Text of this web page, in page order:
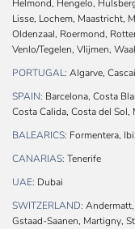
Helmond, Hengelo,
Lisse, Lochem, Maastricht,
Oldenzaal, Roermond,
Venlo/Tegelen, Vlijmen,
PORTUGAL: Algarve,
SPAIN: Barcelona, Costa
Costa Calida, Costa del Sol,
BALEARICS: Formentera,
CANARIAS: Tenerife
UAE: Dubai
SWITZERLAND:
Gstaad-Saanen, Martigny,